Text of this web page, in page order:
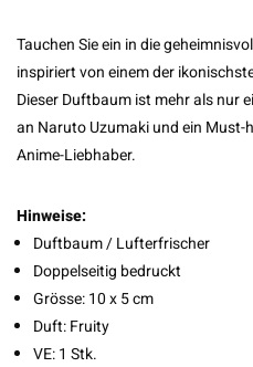
Tauchen Sie ein in die
inspiriert von einem der
Dieser Duftbaum ist mehr als nur
an Naruto Uzumaki und ein
Anime-Liebhaber.
Hinweise:
Duftbaum / Lufterfrischer
Doppelseitig bedruckt
Grösse: 10 x 5 cm
Duft: Fruity
VE: 1 Stk.